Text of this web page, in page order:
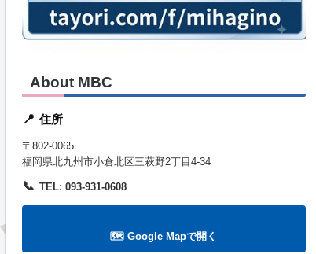
About MBC
📍 住所
〒802-0065
福岡県北九州市小倉北区三萩野2丁目4-34
📞 TEL: 093-931-0608
🗺️ Google Mapで開く